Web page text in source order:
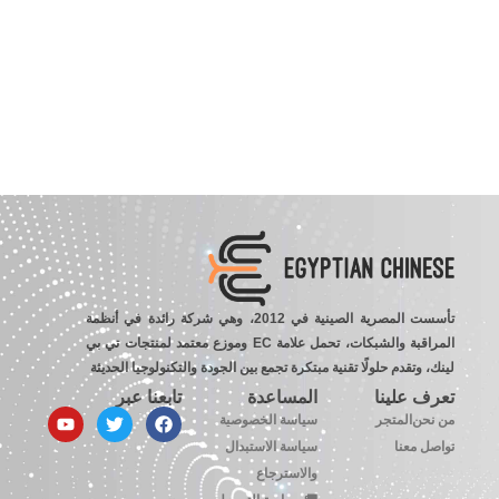
تأسست المصرية الصينية في 2012، وهي شركة رائدة في أنظمة
المراقبة والشبكات، تحمل علامة EC وموزع معتمد لمنتجات تي بي
لينك، وتقدم حلولًا تقنية مبتكرة تجمع بين الجودة والتكنولوجيا الحديثة
تعرف علينا
من نحنالمتجر
تواصل معنا
المساعدة
سياسة الخصوصية
سياسة الاستبدال
والاسترجاع
تابعنا عبر